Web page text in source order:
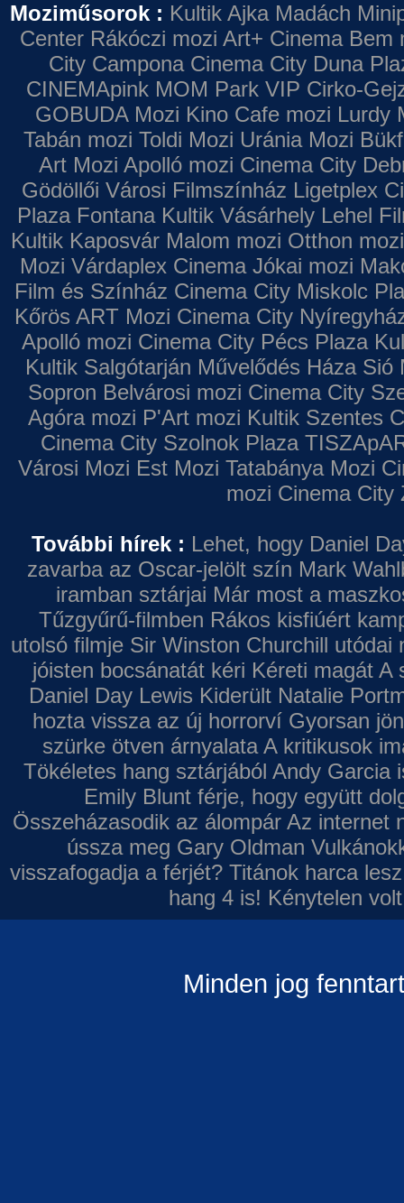
Moziműsorok : Kultik Ajka Madách
Center Rákóczi mozi Art+ Cinema Bem
City Campona Cinema City Duna
CINEMApink MOM Park VIP Cirko-
GOBUDA Mozi Kino Cafe mozi Lurdy
Tabán mozi Toldi Mozi Uránia Mozi
Art Mozi Apolló mozi Cinema City
Gödöllői Városi Filmszínház Ligetplex
Plaza Fontana Kultik Vásárhely Lehel
Kultik Kaposvár Malom mozi Otthon mozi
Mozi Várdaplex Cinema Jókai mozi
Film és Színház Cinema City Miskolc
Kőrös ART Mozi Cinema City
Apolló mozi Cinema City Pécs Plaza
Kultik Salgótarján Művelődés Háza Sió
Sopron Belvárosi mozi Cinema City
Agóra mozi P'Art mozi Kultik Szentes
Cinema City Szolnok Plaza
Városi Mozi Est Mozi Tatabánya Mozi
mozi Cinema City
További hírek : Lehet, hogy Daniel
zavarba az Oscar-jelölt szín Mark
iramban sztárjai Már most a
Tűzgyűrű-filmben Rákos kisfiúért
utolsó filmje Sir Winston Churchill utódai
jóisten bocsánatát kéri Kéreti magát A
Daniel Day Lewis Kiderült Natalie
hozta vissza az új horrorví Gyorsan
szürke ötven árnyalata A kritikusok
Tökéletes hang sztárjából Andy Garcia
Emily Blunt férje, hogy együtt
Összeházasodik az álompár Az internet
ússza meg Gary Oldman
visszafogadja a férjét? Titánok harca
hang 4 is! Kénytelen
Minden jog